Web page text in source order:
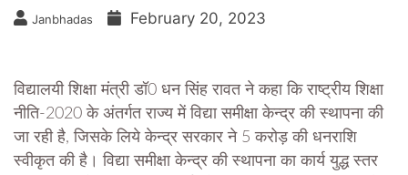
Janbhadas February 20, 2023
विद्यालयी शिक्षा मंत्री डॉ0 धन सिंह रावत ने कहा कि राष्ट्रीय शिक्षा
नीति-2020 के अंतर्गत राज्य में विद्या समीक्षा केन्द्र की स्थापना की
जा रही है, जिसके लिये केन्द्र सरकार ने 5 करोड़ की धनराशि
स्वीकृत की है। विद्या समीक्षा केन्द्र की स्थापना का कार्य युद्ध स्तर